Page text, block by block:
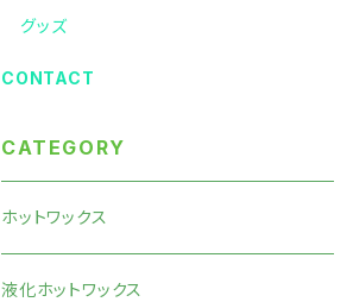
グッズ
CONTACT
CATEGORY
ホットワックス
液化ホットワックス